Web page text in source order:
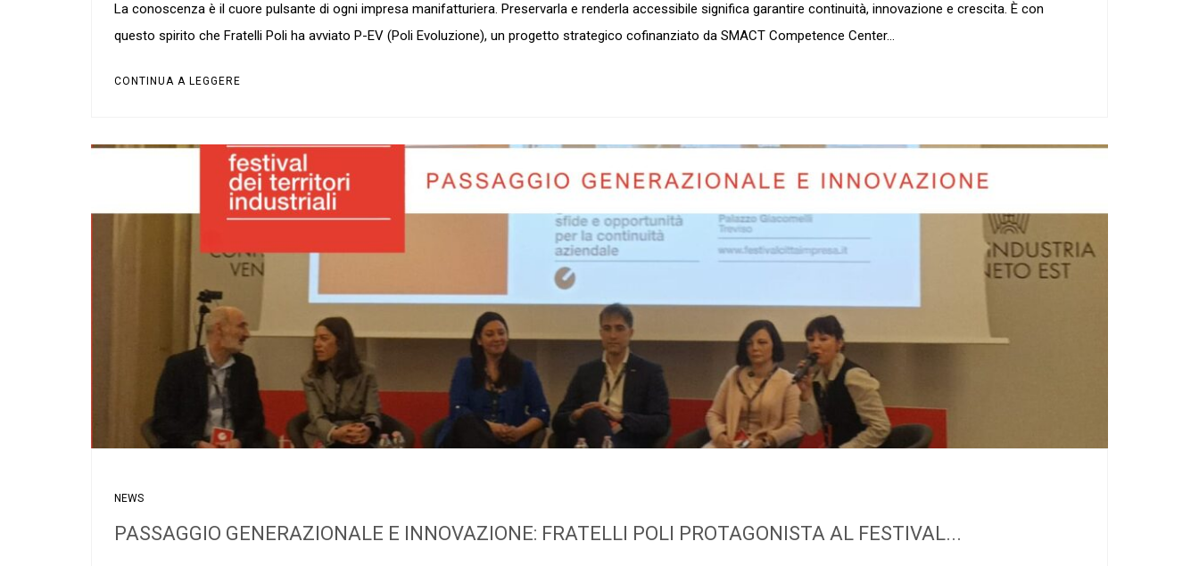
La conoscenza è il cuore pulsante di ogni impresa manifatturiera. Preservarla e renderla accessibile significa garantire continuità, innovazione e crescita. È con
questo spirito che Fratelli Poli ha avviato P-EV (Poli Evoluzione), un progetto strategico cofinanziato da SMACT Competence Center...
CONTINUA A LEGGERE
NEWS
PASSAGGIO GENERAZIONALE E INNOVAZIONE: FRATELLI POLI PROTAGONISTA AL FESTIVAL...